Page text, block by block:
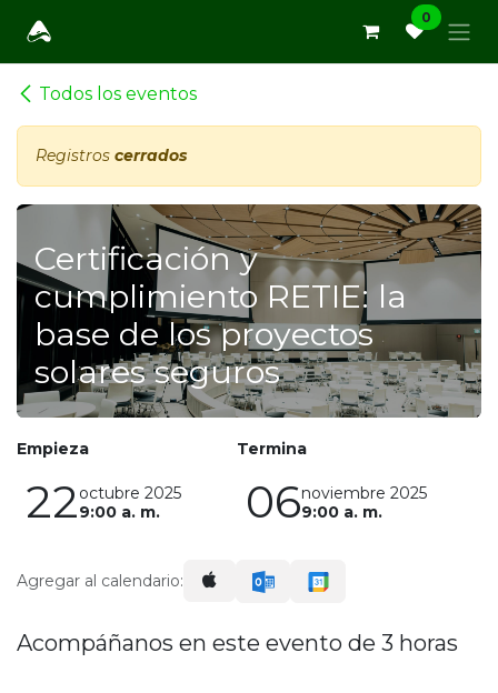
0
Todos los eventos
Registros cerrados
Certificación y
cumplimiento RETIE: la
base de los proyectos
solares seguros
Empieza
22octubre 2025
9:00 a. m.
Termina
06noviembre 2025
9:00 a. m.
Agregar al calendario:
Acompáñanos en este evento de 3 horas